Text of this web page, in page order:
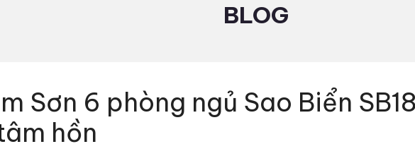
BLOG
Sơn 6 phòng ngủ Sao Biển
hồn